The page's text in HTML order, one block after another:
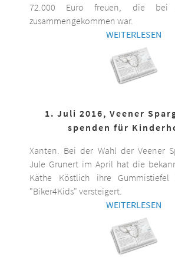
72.000 Euro freuen, die bei
zusammengekommen war.
WEITERLESEN
1. Juli 2016, Veener
spenden für
Xanten. Bei der Wahl der Veener
Jule Grunert im April hat die
Käthe Köstlich ihre
"Biker4Kids" versteigert.
WEITERLESEN